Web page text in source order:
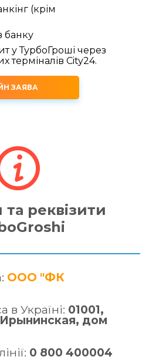
(крім
банку
у ТурбоГроші через
терміналів City24.
ЗАЯВА
та реквізити
ООО "ФК
Україні: 01001,
дом
0 800 400004